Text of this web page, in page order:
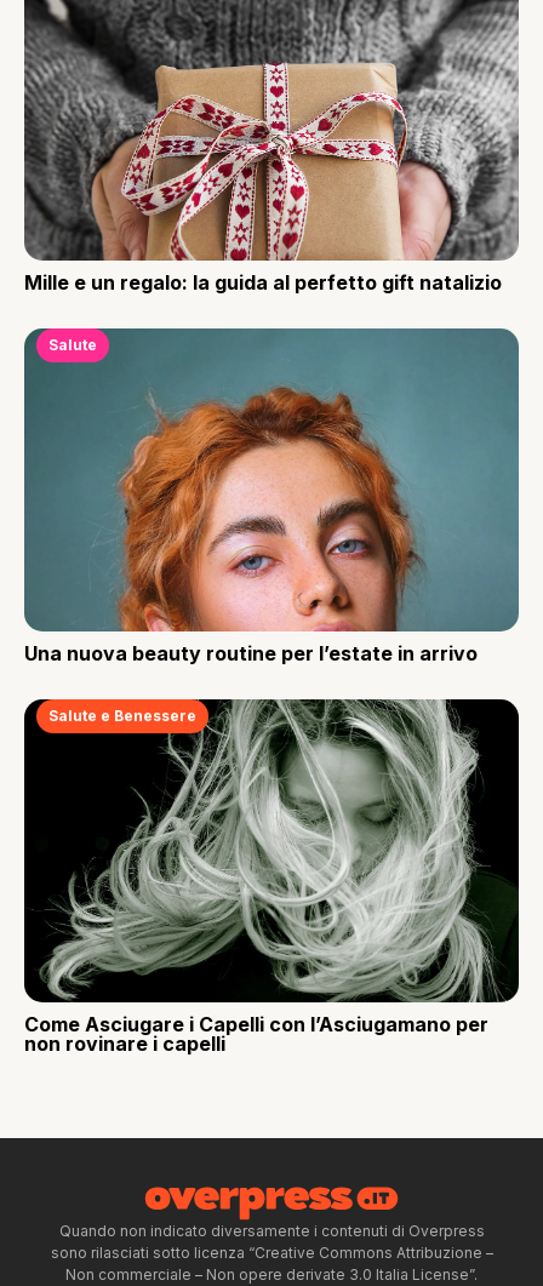
Mille e un regalo: la guida al perfetto gift natalizio
Salute
Una nuova beauty routine per l’estate in arrivo
Salute e Benessere
Come Asciugare i Capelli con l’Asciugamano per
non rovinare i capelli
Quando non indicato diversamente i contenuti di Overpress
sono rilasciati sotto licenza “Creative Commons Attribuzione –
Non commerciale – Non opere derivate 3.0 Italia License”.